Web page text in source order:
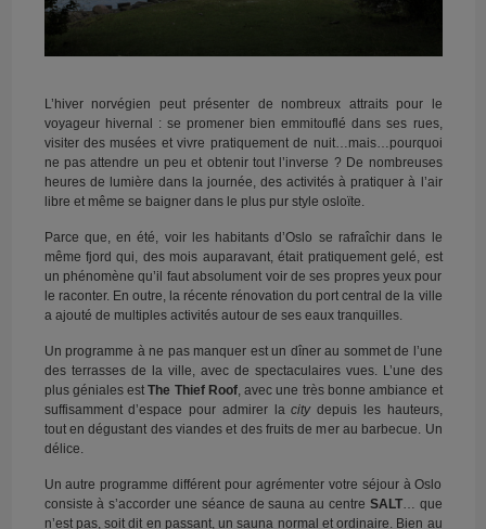
L’hiver norvégien peut présenter de nombreux attraits pour le
voyageur hivernal : se promener bien emmitouflé dans ses rues,
visiter des musées et vivre pratiquement de nuit…mais…pourquoi
ne pas attendre un peu et obtenir tout l’inverse ? De nombreuses
heures de lumière dans la journée, des activités à pratiquer à l’air
libre et même se baigner dans le plus pur style osloïte.
Parce que, en été, voir les habitants d’Oslo se rafraîchir dans le
même fjord qui, des mois auparavant, était pratiquement gelé, est
un phénomène qu’il faut absolument voir de ses propres yeux pour
le raconter. En outre, la récente rénovation du port central de la ville
a ajouté de multiples activités autour de ses eaux tranquilles.
Un programme à ne pas manquer est un dîner au sommet de l’une
des terrasses de la ville, avec de spectaculaires vues. L’une des
plus géniales estThe Thief Roof, avec une très bonne ambiance et
suffisamment d’espace pour admirer la citydepuis les hauteurs,
tout en dégustant des viandes et des fruits de mer au barbecue. Un
délice.
Un autre programme différent pour agrémenter votre séjour à Oslo
consiste à s’accorder une séance de sauna au centre SALT… que
n’est pas, soit dit en passant, un sauna normal et ordinaire. Bien au